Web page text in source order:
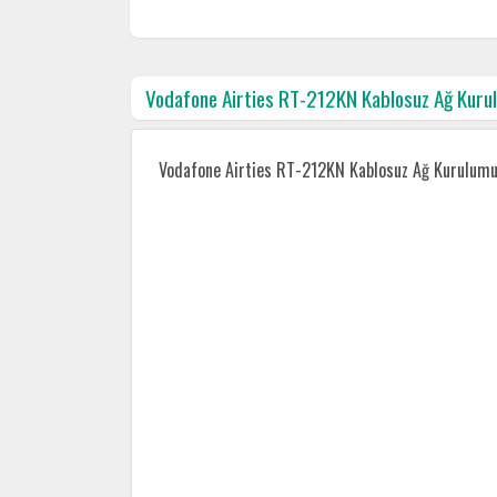
Vodafone Airties RT-212KN Kablosuz Ağ
Vodafone Airties RT-212KN Kablosuz Ağ Kurulumu